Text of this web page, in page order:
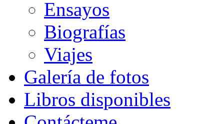
Ensayos
Biografías
Viajes
Galería de fotos
Libros disponibles